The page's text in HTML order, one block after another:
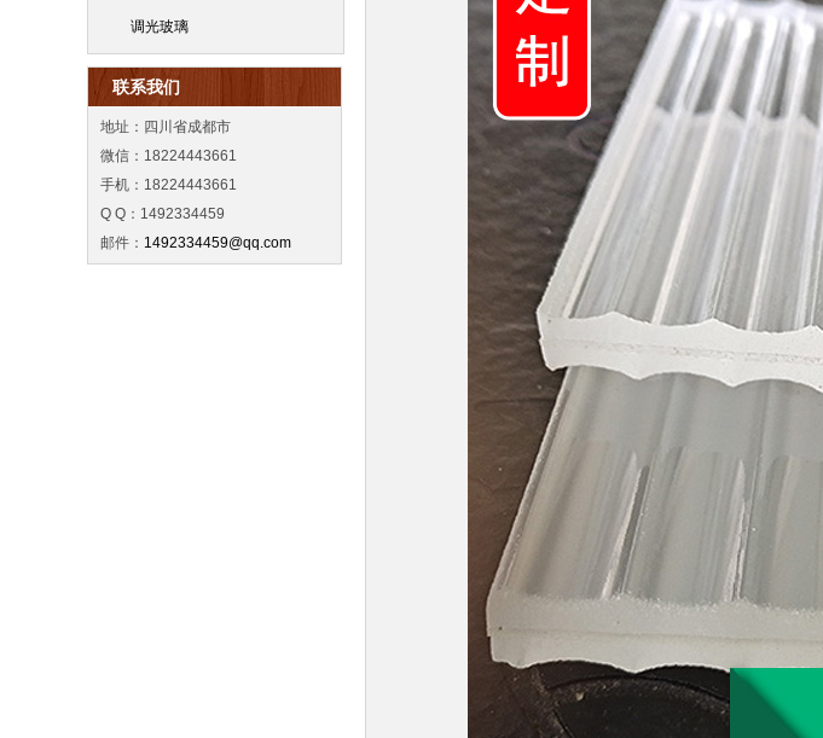
调光玻璃
联系我们
地址：四川省成都市
微信：18224443661
手机：18224443661
Q Q：1492334459
邮件： 1492334459@qq.com